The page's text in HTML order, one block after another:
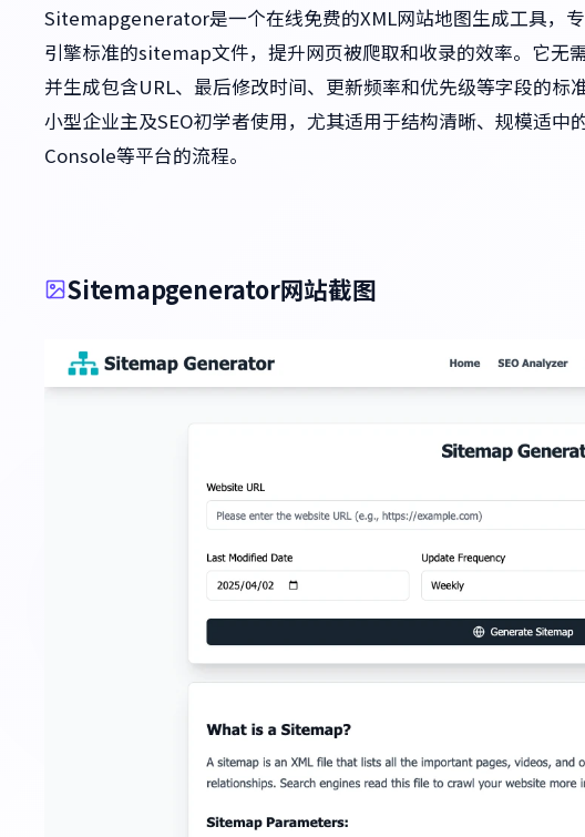
Sitemapgenerator是一个在线免费的XML网站地图生成工具，
引擎标准的sitemap文件，提升网页被爬取和收录的效率。它无
并生成包含URL、最后修改时间、更新频率和优先级等字段的标
小型企业主及SEO初学者使用，尤其适用于结构清晰、规模适
Console等平台的流程。
Sitemapgenerator网站截图